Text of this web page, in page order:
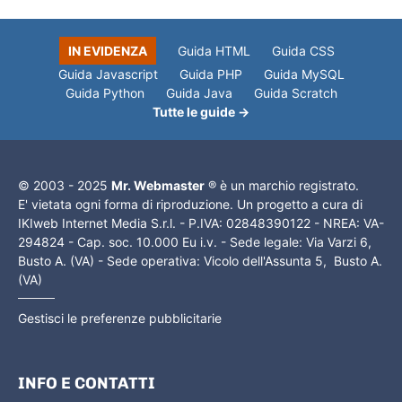
IN EVIDENZA Guida HTML
Guida CSS
Guida Javascript
Guida PHP
Guida MySQL
Guida Python
Guida Java
Guida Scratch
Tutte le guide →
© 2003 - 2025 Mr. Webmaster ® è un marchio registrato.
E' vietata ogni forma di riproduzione. Un progetto a cura di
IKIweb Internet Media S.r.l. - P.IVA: 02848390122 - NREA: VA-
294824 - Cap. soc. 10.000 Eu i.v. - Sede legale: Via Varzi 6,
Busto A. (VA) - Sede operativa: Vicolo dell'Assunta 5, Busto A.
(VA)
Gestisci le preferenze pubblicitarie
INFO E CONTATTI